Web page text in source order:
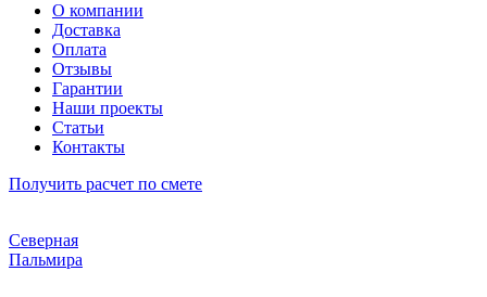
О компании
Доставка
Оплата
Отзывы
Гарантии
Наши проекты
Статьи
Контакты
Получить расчет по смете
Северная
Пальмира